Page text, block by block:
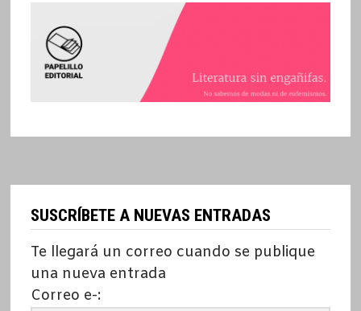
SUSCRÍBETE A NUEVAS ENTRADAS
Te llegará un correo cuando se publique
una nueva entrada
Correo e-: